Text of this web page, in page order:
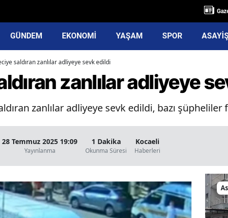
GÜNDEM EKONOMİ YAŞAM SPOR
saldıran zanlılar adliyeye sevk edildi
zanlılar adliyeye
zanlılar adliyeye sevk edildi, bazı
28 Temmuz 2025 19:09
Yayınlanma
1 Dakika
Okunma Süresi
Kocaeli
Haberleri